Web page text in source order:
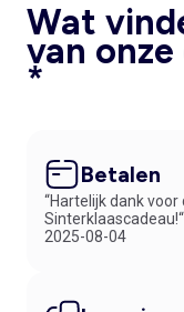
Wat
van
*
Betalen
“Hartelijk dank
Sinterklaascadeau!“
2025-08-04